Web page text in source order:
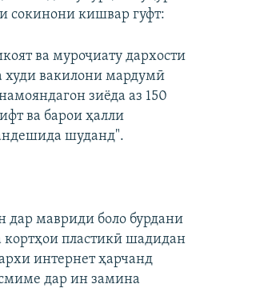
сокинони кишвар гуфт:
ва муроҷиату дархости
худи вакилони мардумӣ
зиёда аз 150
ва барои ҳалли
шуданд".
дар мавриди боло бурдани
пластикӣ шадидан
интернет ҳарчанд
дар ин замина